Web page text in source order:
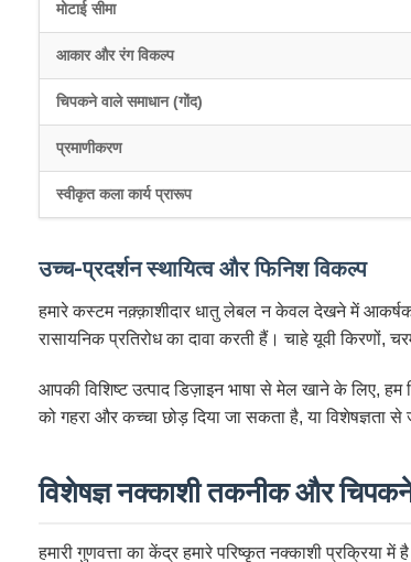
मोटाई सीमा
आकार और रंग विकल्प
चिपकने वाले समाधान (गोंद)
प्रमाणीकरण
स्वीकृत कला कार्य प्रारूप
उच्च-प्रदर्शन स्थायित्व और फिनिश विकल्प
हमारे कस्टम नक़्क़ाशीदार धातु लेबल न केवल देखने में आकर्षक
रासायनिक प्रतिरोध का दावा करती हैं। चाहे यूवी किरणों,
आपकी विशिष्ट उत्पाद डिज़ाइन भाषा से मेल खाने के लिए,
को गहरा और कच्चा छोड़ दिया जा सकता है, या विशेषज्ञता
विशेषज्ञ नक्काशी तकनीक और
हमारी गुणवत्ता का केंद्र हमारे परिष्कृत नक्काशी